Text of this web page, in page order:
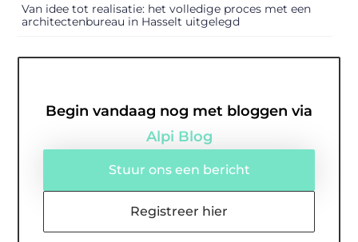
Van idee tot realisatie: het volledige proces met een
architectenbureau in Hasselt uitgelegd
Begin vandaag nog met bloggen via
Alpi Blog
Stuur ons een bericht
Registreer hier